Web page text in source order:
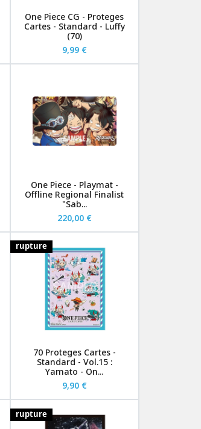
One Piece CG - Proteges
Cartes - Standard - Luffy
(70)
9,99 €
One Piece - Playmat -
Offline Regional Finalist
"Sab...
220,00 €
rupture
70 Proteges Cartes -
Standard - Vol.15 :
Yamato - On...
9,90 €
rupture